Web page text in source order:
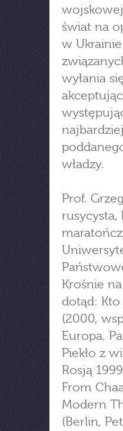
świat na
w
wyłania
władzy.
Prof.
rusycysta,
Krośnie
dotąd:
(2000,
Europa.
Piekło z
Rosją
From
Modern
(Berlin,